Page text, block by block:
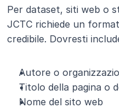
Per dataset, siti web o
JCTC richiede un
credibile. Dovresti
Autore o
Titolo della pagina o
Nome del sito web